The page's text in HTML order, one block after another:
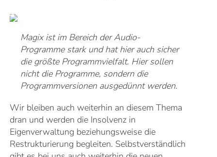
Magix ist im Bereich der Audio-
Programme stark und hat hier auch sicher
die größte Programmvielfalt. Hier sollen
nicht die Programme, sondern die
Programmversionen ausgedünnt werden.
Wir bleiben auch weiterhin an diesem Thema
dran und werden die Insolvenz in
Eigenverwaltung beziehungsweise die
Restrukturierung begleiten. Selbstverständlich